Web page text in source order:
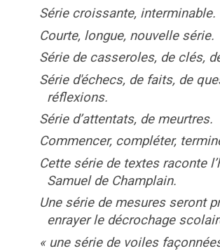
Série croissante, interminable.
Courte, longue, nouvelle série.
Série de casseroles, de clés,
Série d'échecs, de faits, de
réflexions.
Série d’attentats, de meurtres.
Commencer, compléter,
Cette série de textes raconte
Samuel de Champlain.
Une série de mesures seront
enrayer le décrochage
« une série de voiles